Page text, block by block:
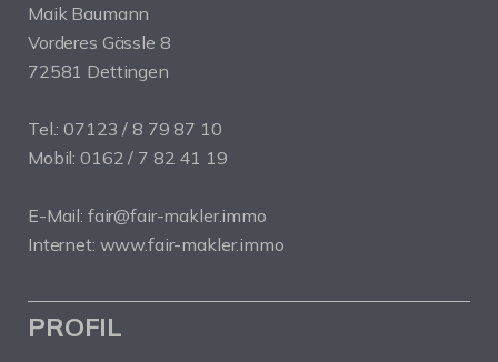
Maik Baumann
Vorderes Gässle 8
72581 Dettingen
Tel.: 07123 / 8 79 87 10
Mobil: 0162 / 7 82 41 19
E-Mail: fair@fair-makler.immo
Internet: www.fair-makler.immo
PROFIL